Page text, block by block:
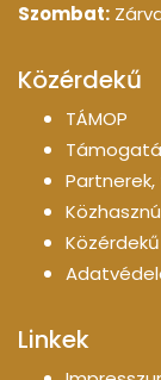
Szombat:
Közérdekű
TÁMOP
Linkek